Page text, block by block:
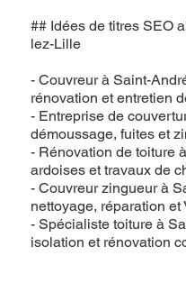
## Idées de titres SEO
lez-Lille
- Couvreur à Saint-
rénovation et entretien
- Entreprise de
démoussage, fuites et
- Rénovation de toiture
ardoises et travaux de
- Couvreur zingueur à
nettoyage, réparation et
- Spécialiste toiture à
isolation et rénovation